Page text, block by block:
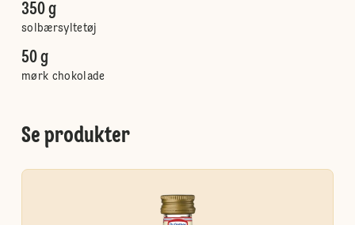
350 g
solbærsyltetøj
50 g
mørk chokolade
Se produkter